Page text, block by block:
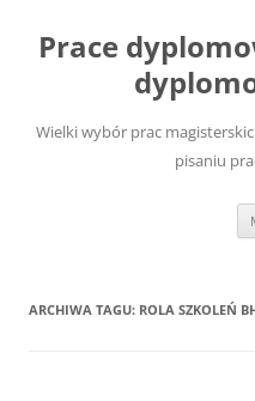
treści
Prace
Wielki wybór prac
pisaniu
ARCHIWA TAGU: ROLA SZKOLEŃ